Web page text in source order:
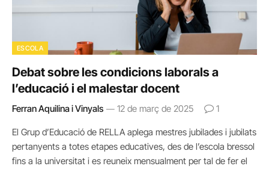
ESCOLA
Debat sobre les condicions laborals a
l’educació i el malestar docent
Ferran Aquilina i Vinyals 12 de març de 2025 1
El Grup d’Educació de RELLA aplega mestres jubilades i jubilats
pertanyents a totes etapes educatives, des de l’escola bressol
fins a la universitat i es reuneix mensualment per tal de fer el